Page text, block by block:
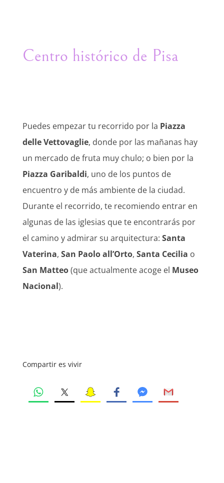
Centro histórico de Pisa
Puedes empezar tu recorrido por la Piazza
delle Vettovaglie, donde por las mañanas hay
un mercado de fruta muy chulo; o bien por la
Piazza Garibaldi, uno de los puntos de
encuentro y de más ambiente de la ciudad.
Durante el recorrido, te recomiendo entrar en
algunas de las iglesias que te encontrarás por
el camino y admirar su arquitectura: Santa
Vaterina, San Paolo all’Orto, Santa Cecilia o
San Matteo(que actualmente acoge el Museo
Nacional).
Compartir es vivir